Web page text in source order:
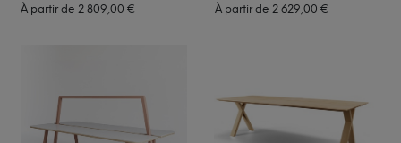
À partir de 2 809,00 € À partir de 2 629,00 €